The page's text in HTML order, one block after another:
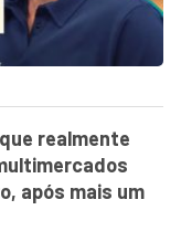
realmente
após mais um